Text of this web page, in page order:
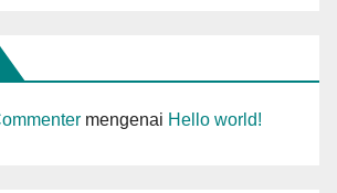
mengenai Hello world!